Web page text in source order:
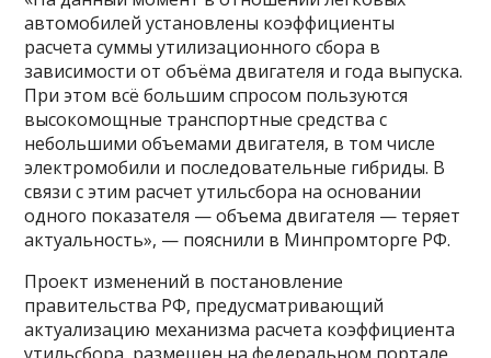
автомобилей установлены коэффициенты
расчета суммы утилизационного сбора в
зависимости от объёма двигателя и года выпуска.
При этом всё большим спросом пользуются
высокомощные транспортные средства с
небольшими объемами двигателя, в том числе
электромобили и последовательные гибриды. В
связи с этим расчет утильсбора на основании
одного показателя — объема двигателя — теряет
актуальность», — пояснили в Минпромторге РФ.
Проект изменений в постановление
правительства РФ, предусматривающий
актуализацию механизма расчета коэффициента